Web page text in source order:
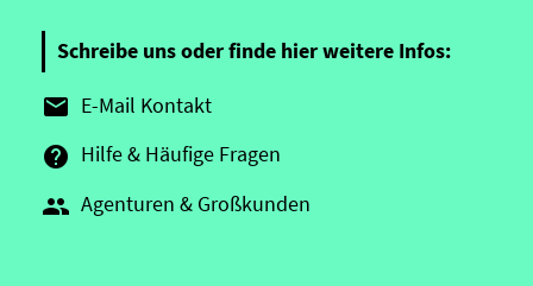
Schreibe uns oder finde hier weitere Infos:
 E-Mail Kontakt
 Hilfe & Häufige Fragen
 Agenturen & Großkunden